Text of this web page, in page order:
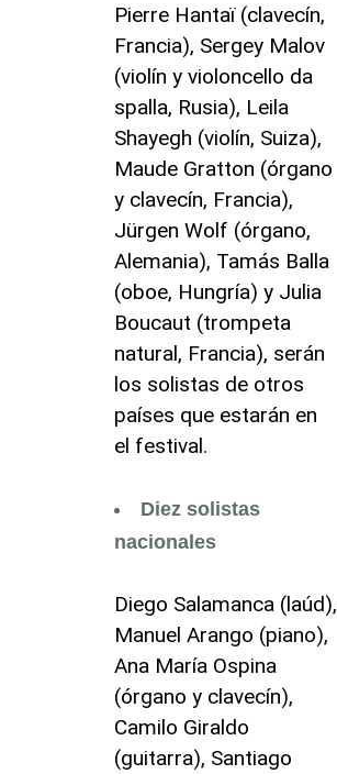
Pierre Hantaï (clavecín,
Francia), Sergey Malov
(violín y violoncello da
spalla, Rusia), Leila
Shayegh (violín, Suiza),
Maude Gratton (órgano
y clavecín, Francia),
Jürgen Wolf (órgano,
Alemania), Tamás Balla
(oboe, Hungría) y Julia
Boucaut (trompeta
natural, Francia), serán
los solistas de otros
países que estarán en
el festival.
Diez solistas
nacionales
Diego Salamanca (laúd),
Manuel Arango (piano),
Ana María Ospina
(órgano y clavecín),
Camilo Giraldo
(guitarra), Santiago